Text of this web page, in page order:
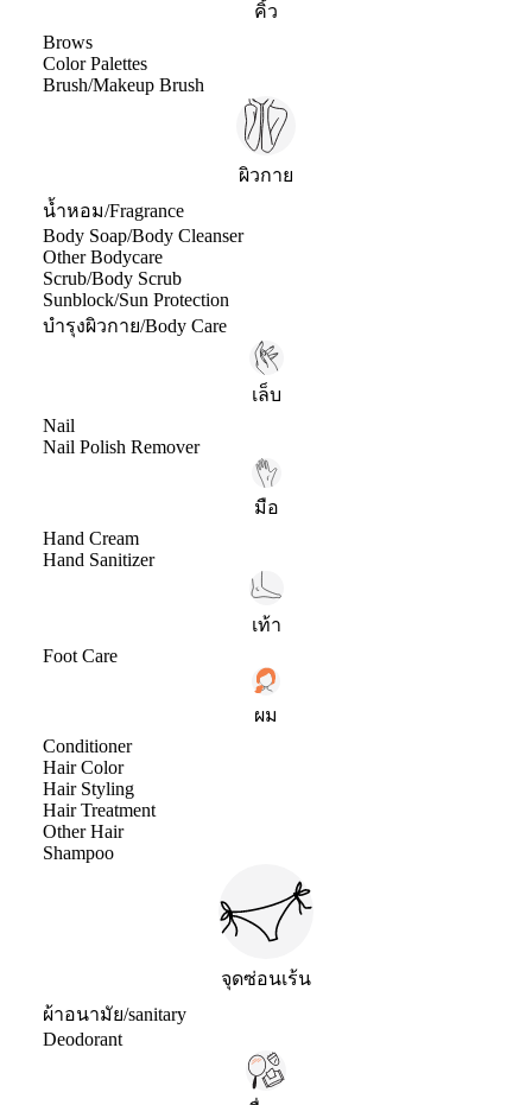
คิ้ว
Brows
Color Palettes
Brush/Makeup Brush
ผิวกาย
น้ำหอม/Fragrance
Body Soap/Body Cleanser
Other Bodycare
Scrub/Body Scrub
Sunblock/Sun Protection
บำรุงผิวกาย/Body Care
เล็บ
Nail
Nail Polish Remover
มือ
Hand Cream
Hand Sanitizer
เท้า
Foot Care
ผม
Conditioner
Hair Color
Hair Styling
Hair Treatment
Other Hair
Shampoo
จุดซ่อนเร้น
ผ้าอนามัย/sanitary
Deodorant